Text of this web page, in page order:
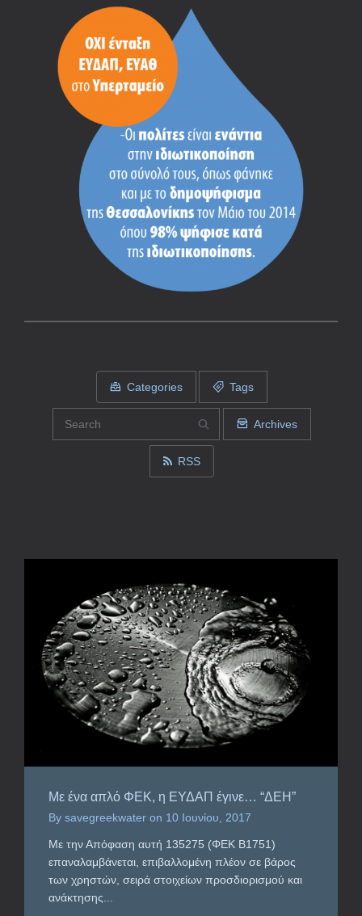
Categories Tags
Archives
RSS
Με ένα απλό ΦΕΚ, η ΕΥΔΑΠ έγινε… “ΔΕΗ”
By savegreekwater on 10 Ιουνίου, 2017
Με την Απόφαση αυτή 135275 (ΦΕΚ Β1751)
επαναλαμβάνεται, επιβαλλομένη πλέον σε βάρος
των χρηστών, σειρά στοιχείων προσδιορισμού και
ανάκτησης...